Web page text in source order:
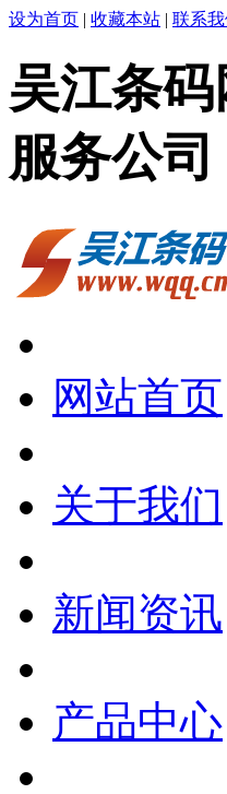
设为首页 | 收藏本站 | 联系
吴江条
服务公司
网站首页
关于我们
新闻资讯
产品中心